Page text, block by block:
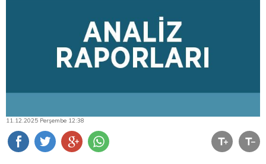
11.12.2025 Perşembe 12:38